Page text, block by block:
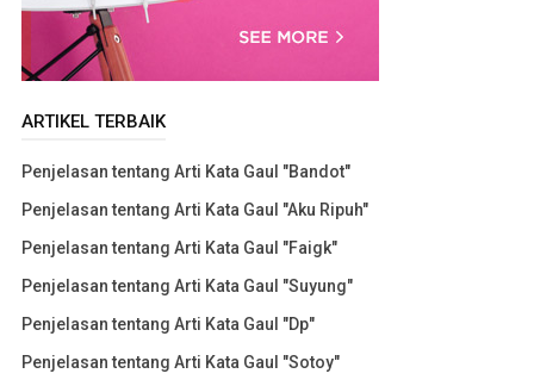
ARTIKEL TERBAIK
Penjelasan tentang Arti Kata Gaul "Bandot"
Penjelasan tentang Arti Kata Gaul "Aku Ripuh"
Penjelasan tentang Arti Kata Gaul "Faigk"
Penjelasan tentang Arti Kata Gaul "Suyung"
Penjelasan tentang Arti Kata Gaul "Dp"
Penjelasan tentang Arti Kata Gaul "Sotoy"